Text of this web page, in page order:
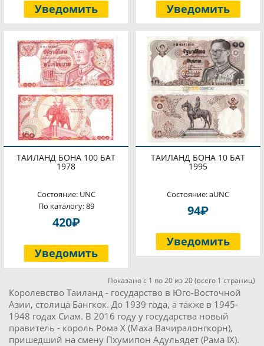
Уведомить Уведомить
ТАИЛАНД БОНА 100 БАТ
1978
Состояние: UNC
По каталогу: 89
420P
Уведомить
ТАИЛАНД БОНА 10 БАТ
1995
Состояние: aUNC
94P
Уведомить
Показано с 1 по 20 из 20 (всего 1 страниц)
Королевство Таиланд - государство в Юго-Восточной
Азии, столица Бангкок. До 1939 года, а также в 1945-
1948 годах Сиам. В 2016 году у государства новый
правитель - король Рома X (Маха Вачиралонгкорн),
пришедший на смену Пхумипон Адульядет (Рама IX).